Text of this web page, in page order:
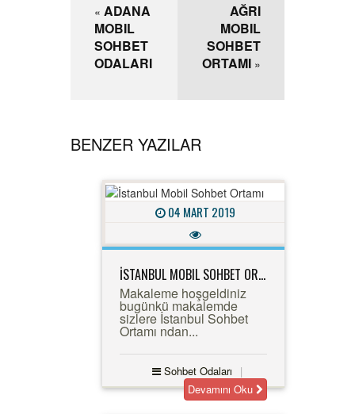
« ADANA
MOBIL
SOHBET
ODALARI
AĞRI
MOBIL
SOHBET
ORTAMI »
BENZER YAZILAR
04 MART 2019
İSTANBUL MOBIL SOHBET ORTAMI
Makaleme hoşgeldiniz
bugünkü makalemde
sizlere İstanbul Sohbet
Ortamı ndan...
Sohbet Odaları
Devamını Oku